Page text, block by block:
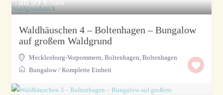
/Nacht
Waldhäuschen 4 – Boltenhagen – Bungalow
auf großem Waldgrund
Mecklenburg-Vorpommern, Boltenhagen,Boltenhagen
Bungalow /Komplette Einheit